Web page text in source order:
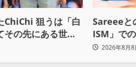
ChiChi 狙うは「白
その先にある世界
Sareeeと
ISM」で
2026年8月8